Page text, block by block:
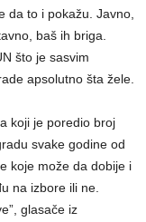
da to i pokažu. Javno,
baš ih briga.
što je sasvim
apsolutno šta žele.
koji je poredio broj
svake godine od
koje može da dobije i
na izbore ili ne.
glasače iz